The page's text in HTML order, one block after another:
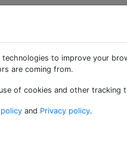
stürzt
to improve your
are coming from.
of cookies and other
and Privacy policy.